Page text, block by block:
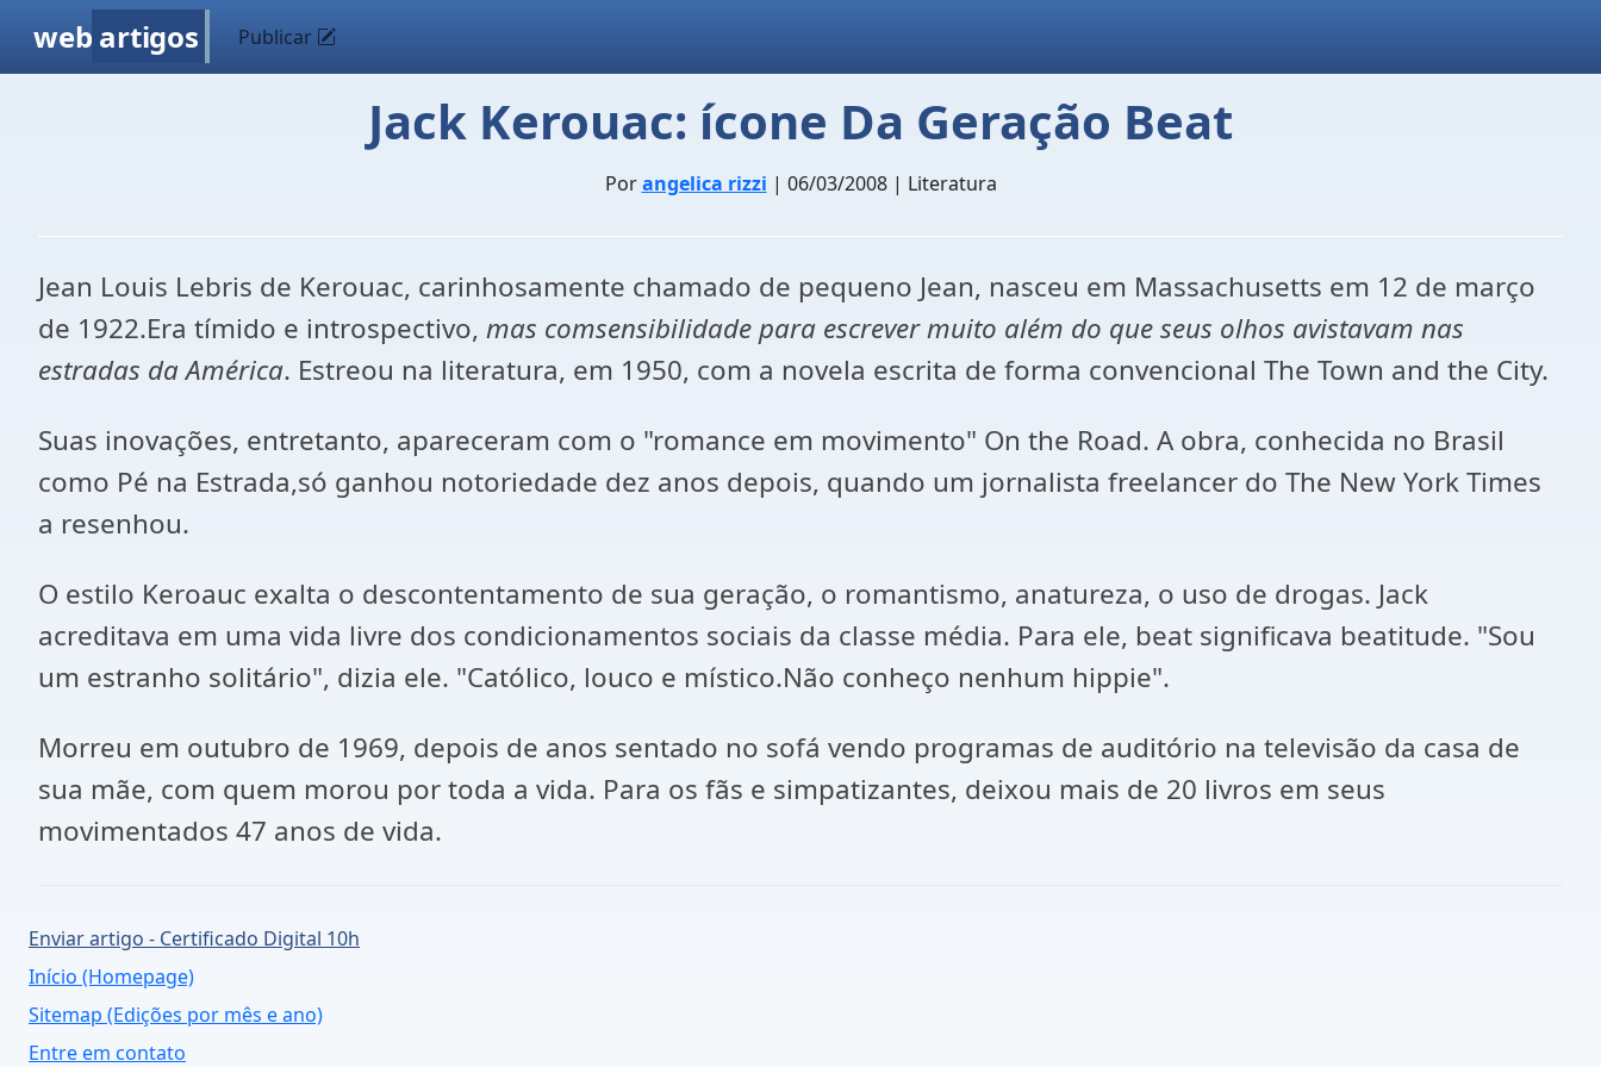
web artigos Publicar
Jack Kerouac: ícone Da Geração Beat
Porangelica rizzi | 06/03/2008 | Literatura
Jean Louis Lebris de Kerouac, carinhosamente chamado de pequeno Jean, nasceu em Massachusetts em 12 de março
de 1922.Era tímido e introspectivo, mas comsensibilidade para escrever muito além do que seus olhos avistavam nas
estradas da América. Estreou na literatura, em 1950, com a novela escrita de forma convencional The Town and the City.
Suas inovações, entretanto, apareceram com o "romance em movimento" On the Road. A obra, conhecida no Brasil
como Pé na Estrada,só ganhou notoriedade dez anos depois, quando um jornalista freelancer do The New York Times
a resenhou.
O estilo Keroauc exalta o descontentamento de sua geração, o romantismo, anatureza, o uso de drogas. Jack
acreditava em uma vida livre dos condicionamentos sociais da classe média. Para ele, beat significava beatitude. "Sou
um estranho solitário", dizia ele. "Católico, louco e místico.Não conheço nenhum hippie".
Morreu em outubro de 1969, depois de anos sentado no sofá vendo programas de auditório na televisão da casa de
sua mãe, com quem morou por toda a vida. Para os fãs e simpatizantes, deixou mais de 20 livros em seus
movimentados 47 anos de vida.
Enviar artigo - Certificado Digital 10h
Início (Homepage)
Sitemap (Edições por mês e ano)
Entre em contato